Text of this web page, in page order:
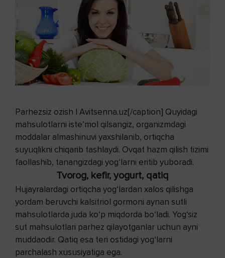
Parhezsiz ozish | Avitsenna.uz[/caption] Quyidagi
mahsulotlarni iste’mol qilsangiz, organizmdagi
moddalar almashinuvi yaxshilanib, ortiqcha
suyuqlikni chiqarib tashlaydi. Ovqat hazm qilish tizimi
faollashib, tanangizdagi yog‘larni eritib yuboradi.
Tvorog, kefir, yogurt, qatiq
Hujayralardagi ortiqcha yog‘lardan xalos qilishga
yordam beruvchi kalsitriol gormoni aynan sutli
mahsulotlarda juda ko‘p miqdorda bo‘ladi. Yog‘siz
sut mahsulotlari parhez qilayotganlar uchun ayni
muddaodir. Qatiq esa teri ostidagi yog‘larni
parchalash xususiyatiga ega.